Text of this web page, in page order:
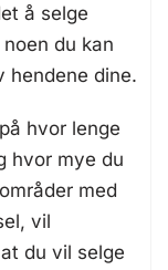
å selge
du kan
hendene dine.
hvor lenge
hvor mye du
med
vil
du vil selge